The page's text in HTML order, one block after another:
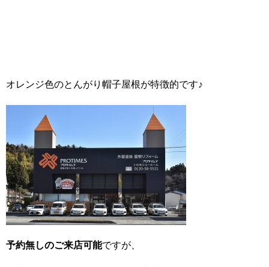
オレンジ色のとんがり帽子屋根が特徴的です♪
予約無しのご来店可能ですが、